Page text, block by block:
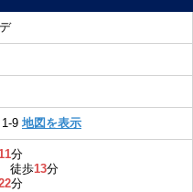
9 地図を表示
11分
徒歩13分
分